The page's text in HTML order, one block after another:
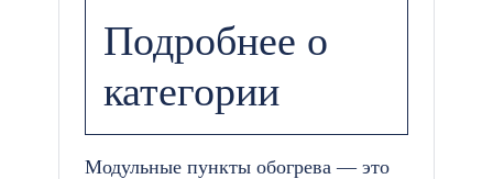
Подробнее о
категории
Модульные пункты обогрева — это